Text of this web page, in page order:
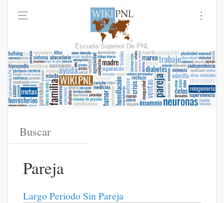
Escuela Superior De PNL
Pareja
Largo Periodo Sin Pareja